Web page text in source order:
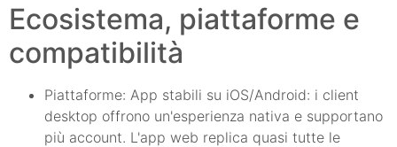
Ecosistema, piattaforme e
compatibilità
Piattaforme: App stabili su iOS/Android: i client
desktop offrono un'esperienza nativa e supportano
più account. L'app web replica quasi tutte le